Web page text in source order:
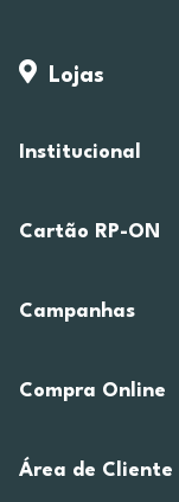
Lojas
Institucional
Cartão RP-ON
Campanhas
Compra Online
Área de Cliente